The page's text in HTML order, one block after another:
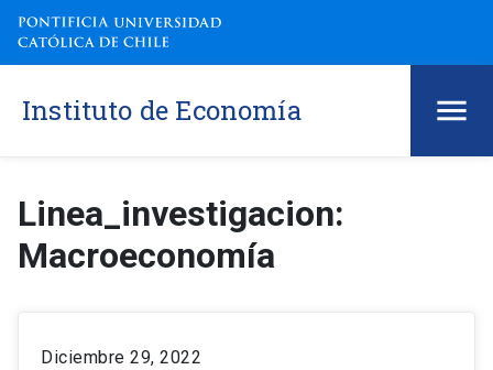
Instituto de Economía
Linea_investigacion:
Macroeconomía
Diciembre 29, 2022